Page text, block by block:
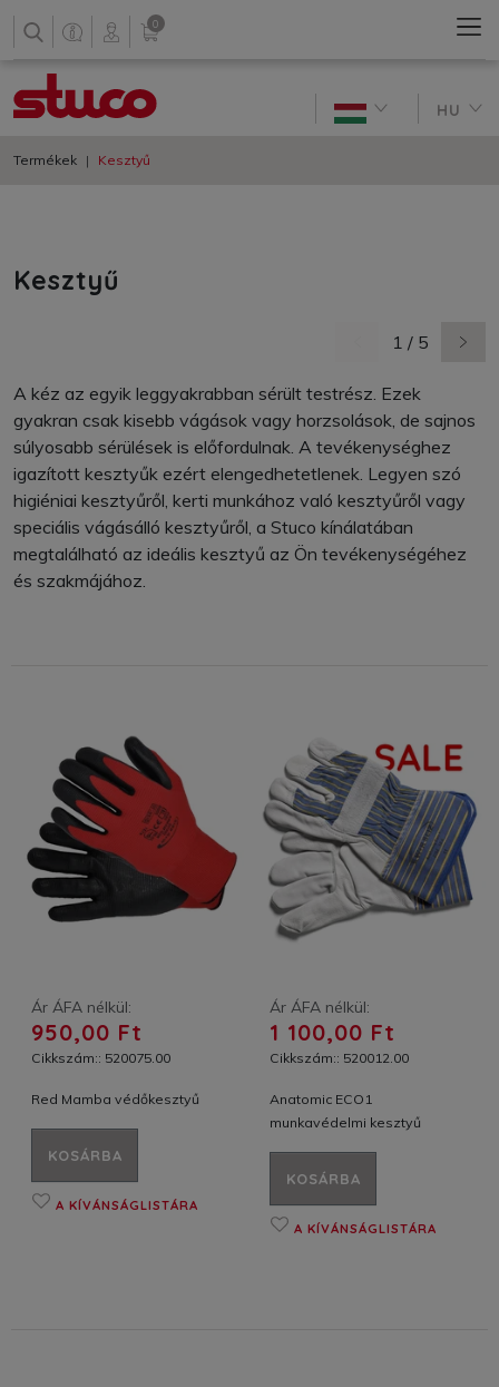
0
HU
Termékek Kesztyű
Kesztyű
1 / 5
A kéz az egyik leggyakrabban sérült testrész. Ezek
gyakran csak kisebb vágások vagy horzsolások, de sajnos
súlyosabb sérülések is előfordulnak. A tevékenységhez
igazított kesztyűk ezért elengedhetetlenek. Legyen szó
higiéniai kesztyűről, kerti munkához való kesztyűről vagy
speciális vágásálló kesztyűről, a Stuco kínálatában
megtalálható az ideális kesztyű az Ön tevékenységéhez
és szakmájához.
Ár ÁFA nélkül:
950,00 Ft
Cikkszám:: 520075.00
Red Mamba védőkesztyű
KOSÁRBA
A KÍVÁNSÁGLISTÁRA
Ár ÁFA nélkül:
1 100,00 Ft
Cikkszám:: 520012.00
Anatomic ECO1
munkavédelmi kesztyű
KOSÁRBA
A KÍVÁNSÁGLISTÁRA